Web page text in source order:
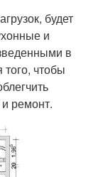
будет
и
в
чтобы
ремонт.